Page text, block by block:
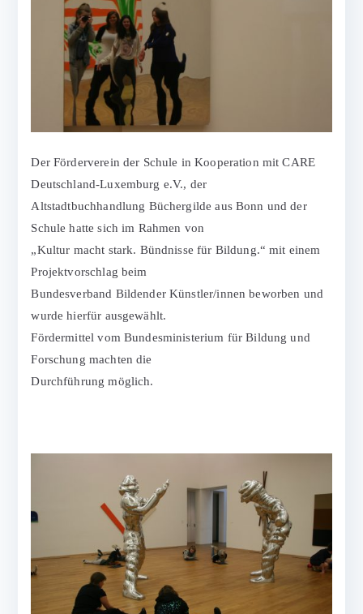
Der Förderverein der Schule in Kooperation mit CARE
Deutschland-Luxemburg e.V., der
Altstadtbuchhandlung Büchergilde aus Bonn und der
Schule hatte sich im Rahmen von
„Kultur macht stark. Bündnisse für Bildung.“ mit einem
Projektvorschlag beim
Bundesverband Bildender Künstler/innen beworben und
wurde hierfür ausgewählt.
Fördermittel vom Bundesministerium für Bildung und
Forschung machten die
Durchführung möglich.